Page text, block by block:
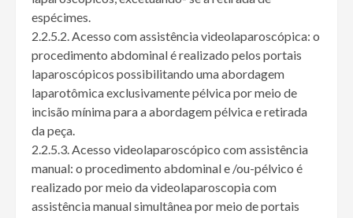
espécimes.
2.2.5.2. Acesso com assistência videolaparoscópica: o
procedimento abdominal é realizado pelos portais
laparoscópicos possibilitando uma abordagem
laparotômica exclusivamente pélvica por meio de
incisão mínima para a abordagem pélvica e retirada
da peça.
2.2.5.3. Acesso videolaparoscópico com assistência
manual: o procedimento abdominal e /ou-pélvico é
realizado por meio da videolaparoscopia com
assistência manual simultânea por meio de portais